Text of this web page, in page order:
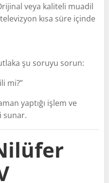
veya kaliteli muadil
kısa süre içinde
şu soruyu sorun:
mi?”
yaptığı işlem ve
sunar.